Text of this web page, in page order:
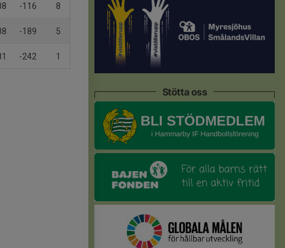
-116 8
-189 5
-242 1
Stötta oss